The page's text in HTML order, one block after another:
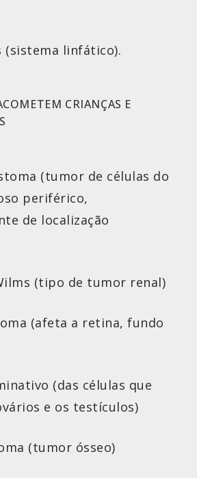
(sistema linfático).
CRIANÇAS E
(tumor de células do
periférico,
de localização
(tipo de tumor renal)
(afeta a retina, fundo
(das células que
e os testículos)
(tumor ósseo)